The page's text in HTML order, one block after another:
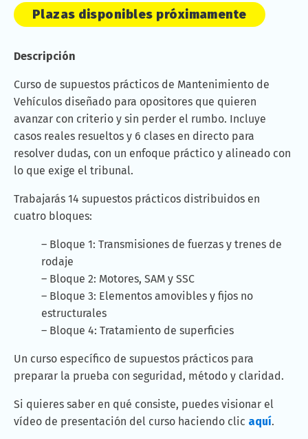
Plazas disponibles próximamente
Descripción
Curso de supuestos prácticos de Mantenimiento de
Vehículos diseñado para opositores que quieren
avanzar con criterio y sin perder el rumbo. Incluye
casos reales resueltos y 6 clases en directo para
resolver dudas, con un enfoque práctico y alineado con
lo que exige el tribunal.
Trabajarás 14 supuestos prácticos distribuidos en
cuatro bloques:
– Bloque 1: Transmisiones de fuerzas y trenes de
rodaje
– Bloque 2: Motores, SAM y SSC
– Bloque 3: Elementos amovibles y fijos no
estructurales
– Bloque 4: Tratamiento de superficies
Un curso específico de supuestos prácticos para
preparar la prueba con seguridad, método y claridad.
Si quieres saber en qué consiste, puedes visionar el
vídeo de presentación del curso haciendo clic aquí.